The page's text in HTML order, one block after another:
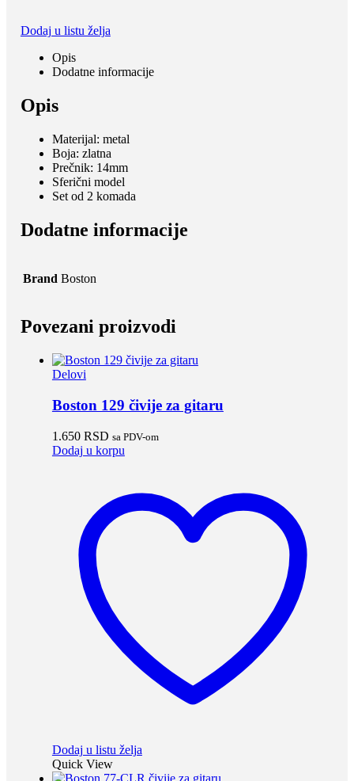
Dodaj u listu želja
Opis
Dodatne informacije
Opis
Materijal: metal
Boja: zlatna
Prečnik: 14mm
Sferični model
Set od 2 komada
Dodatne informacije
Brand Boston
Povezani proizvodi
Delovi
Boston 129 čivije za gitaru
1.650 RSD sa PDV-om
Dodaj u korpu
Dodaj u listu želja
Quick View